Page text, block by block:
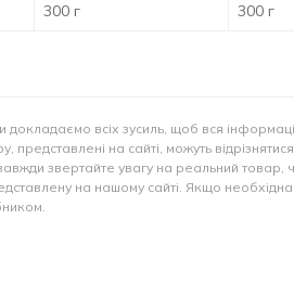
300 г
300 г
всіх зусиль, щоб вся
представлені на сайті, можуть
звертайте увагу на реальний товар,
на нашому сайті. Якщо